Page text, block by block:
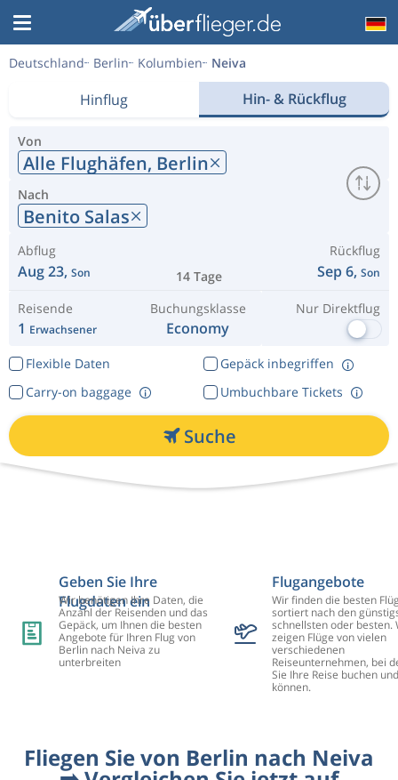
Deutschland Berlin Kolumbien Neiva
Hinflug Hin- & Rückflug
Von
Alle Flughäfen, Berlin
Nach
Benito Salas
Abflug
Aug 23, Son 14 Tage
Rückflug
Sep 6, Son
Reisende
1 Erwachsener
Buchungsklasse
Economy
Nur Direktflug
Flexible Daten
Gepäck inbegriffen
Umbuchbare Tickets
Carry-on baggage
Suche
Geben Sie Ihre
Flugdaten ein
Wir benötigen Ihre Daten, die
Anzahl der Reisenden und das
Gepäck, um Ihnen die besten
Angebote für Ihren Flug von
Berlin nach Neiva zu
unterbreiten
Flugangebote
Wir finden die besten
sortiert nach den
schnellsten oder besten.
zeigen Flüge von vielen
verschiedenen
Reiseunternehmen, bei
Sie Ihre Reise buchen
können.
Fliegen Sie von Berlin nach Neiva